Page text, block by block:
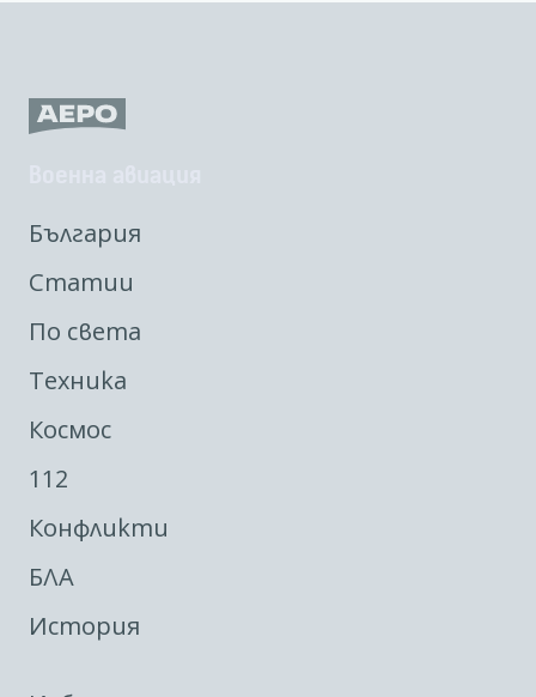
България
Статии
По света
Техника
Космос
112
Конфликти
БЛА
История